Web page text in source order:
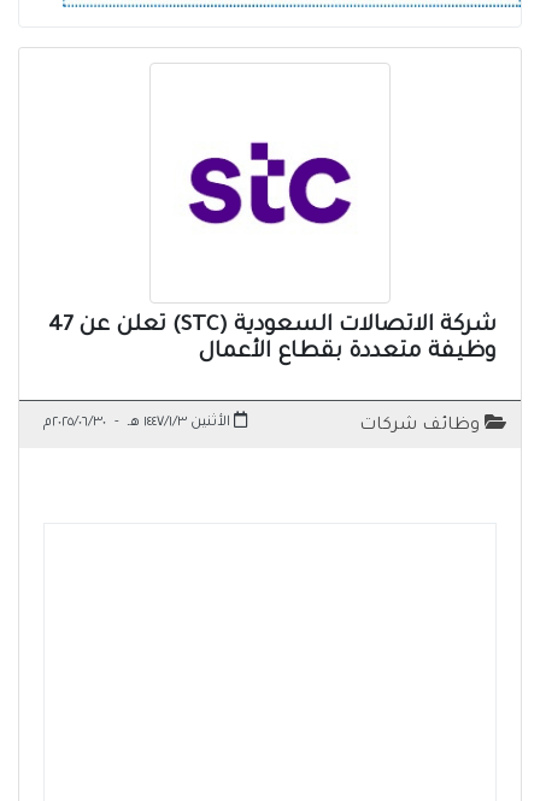
شركة الاتصالات السعودية (STC) تعلن عن 47
وظيفة متعددة بقطاع الأعمال
وظائف شركات الأثنين ١٤٤٧/١/٣ هـ - ٢٠٢٥/٠٦/٣٠م